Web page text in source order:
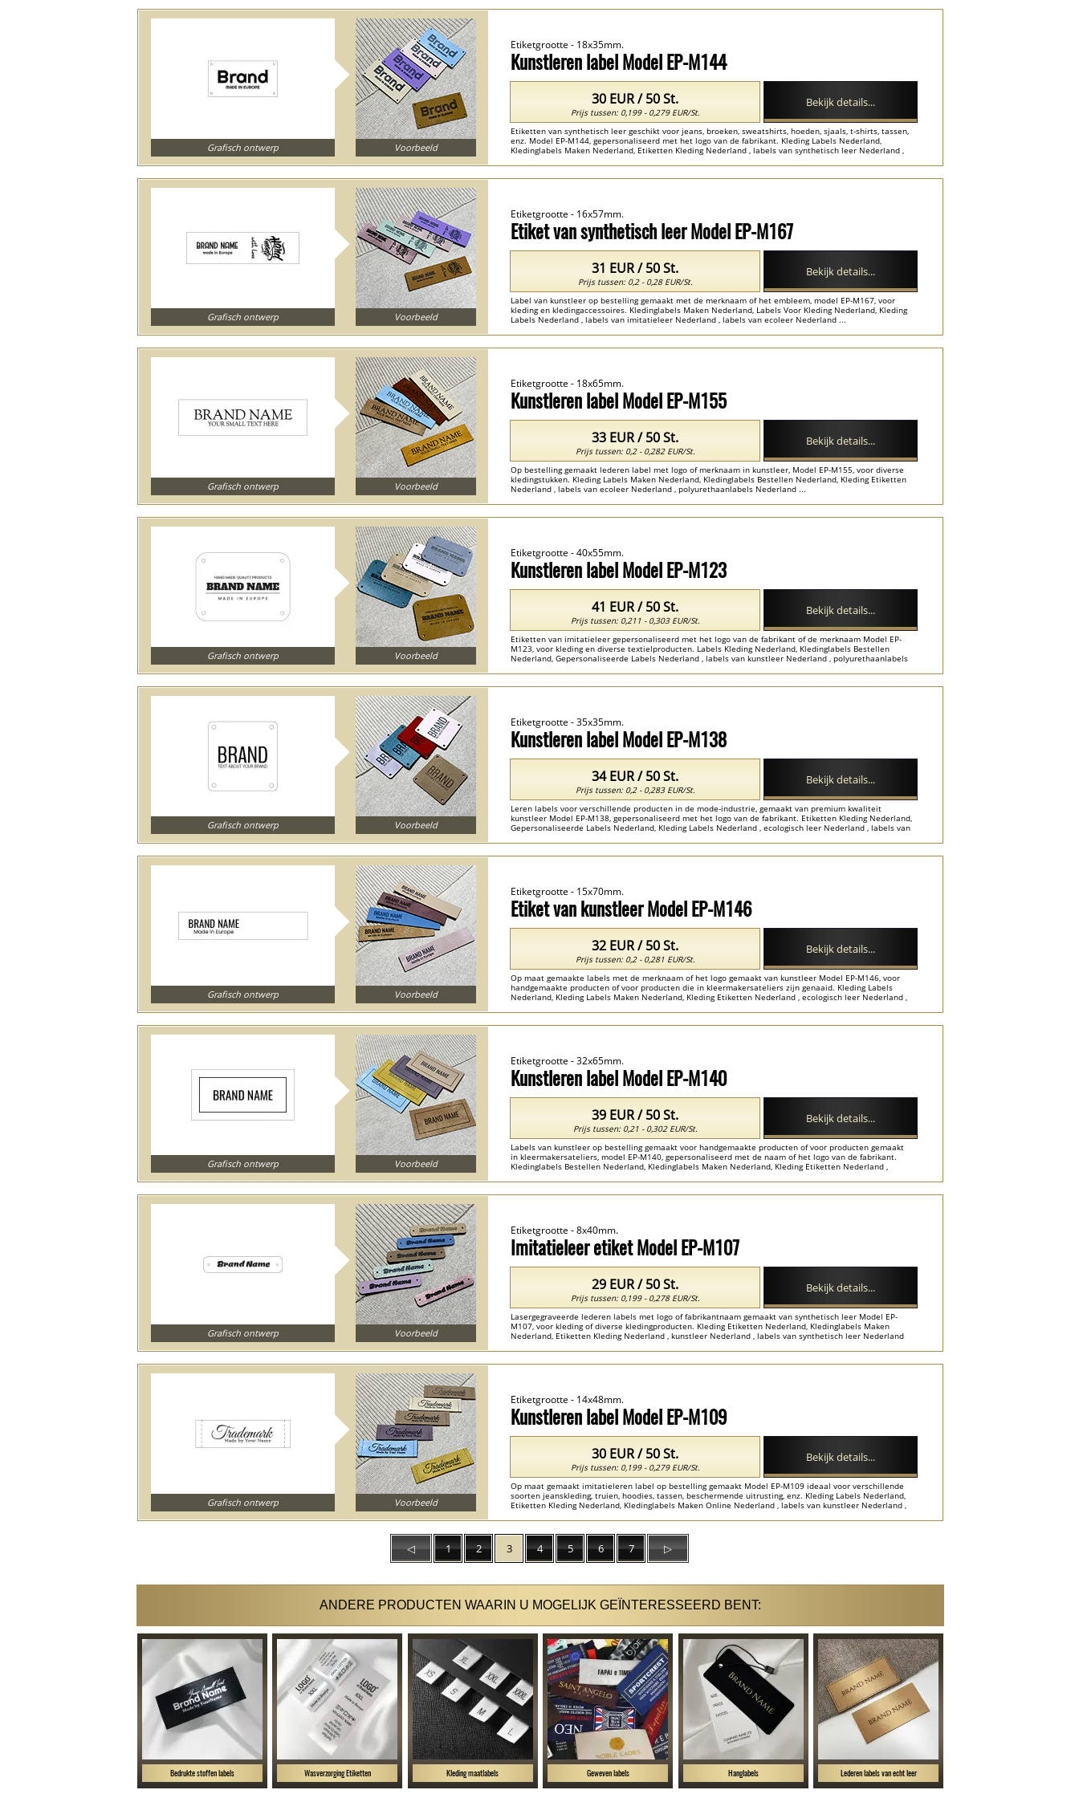
Kunstleren label Model EP-M144
Etiketgrootte - 18x35mm.
Etiketten van synthetisch leer geschikt voor jeans, broeken, sweatshirts, hoeden, sjaals, t-shirts, tassen,
enz. Model EP-M144, gepersonaliseerd met het logo van de fabrikant. Kleding Labels Nederland,
Kledinglabels Maken Nederland, Etiketten Kleding Nederland , labels van synthetisch leer Nederland ,
30 EUR / 50 St.
Prijs tussen: 0,199 - 0,279 EUR/St.
Bekijk details...
Grafisch ontwerp Voorbeeld
Etiket van synthetisch leer Model EP-M167
Etiketgrootte - 16x57mm.
Label van kunstleer op bestelling gemaakt met de merknaam of het embleem, model EP-M167, voor
kleding en kledingaccessoires. Kledinglabels Maken Nederland, Labels Voor Kleding Nederland, Kleding
Labels Nederland , labels van imitatieleer Nederland , labels van ecoleer Nederland ...
31 EUR / 50 St.
Prijs tussen: 0,2 - 0,28 EUR/St.
Bekijk details...
Grafisch ontwerp Voorbeeld
Kunstleren label Model EP-M155
Etiketgrootte - 18x65mm.
Op bestelling gemaakt lederen label met logo of merknaam in kunstleer, Model EP-M155, voor diverse
kledingstukken. Kleding Labels Maken Nederland, Kledinglabels Bestellen Nederland, Kleding Etiketten
Nederland , labels van ecoleer Nederland , polyurethaanlabels Nederland ...
33 EUR / 50 St.
Prijs tussen: 0,2 - 0,282 EUR/St.
Bekijk details...
Grafisch ontwerp Voorbeeld
Kunstleren label Model EP-M123
Etiketgrootte - 40x55mm.
Etiketten van imitatieleer gepersonaliseerd met het logo van de fabrikant of de merknaam Model EP-
M123, voor kleding en diverse textielproducten. Labels Kleding Nederland, Kledinglabels Bestellen
Nederland, Gepersonaliseerde Labels Nederland , labels van kunstleer Nederland , polyurethaanlabels
41 EUR / 50 St.
Prijs tussen: 0,211 - 0,303 EUR/St.
Bekijk details...
Grafisch ontwerp Voorbeeld
Kunstleren label Model EP-M138
Etiketgrootte - 35x35mm.
Leren labels voor verschillende producten in de mode-industrie, gemaakt van premium kwaliteit
kunstleer Model EP-M138, gepersonaliseerd met het logo van de fabrikant. Etiketten Kleding Nederland,
Gepersonaliseerde Labels Nederland, Kleding Labels Nederland , ecologisch leer Nederland , labels van
34 EUR / 50 St.
Prijs tussen: 0,2 - 0,283 EUR/St.
Bekijk details...
Grafisch ontwerp Voorbeeld
Etiket van kunstleer Model EP-M146
Etiketgrootte - 15x70mm.
Op maat gemaakte labels met de merknaam of het logo gemaakt van kunstleer Model EP-M146, voor
handgemaakte producten of voor producten die in kleermakersateliers zijn genaaid. Kleding Labels
Nederland, Kleding Labels Maken Nederland, Kleding Etiketten Nederland , ecologisch leer Nederland ,
32 EUR / 50 St.
Prijs tussen: 0,2 - 0,281 EUR/St.
Bekijk details...
Grafisch ontwerp Voorbeeld
Kunstleren label Model EP-M140
Etiketgrootte - 32x65mm.
Labels van kunstleer op bestelling gemaakt voor handgemaakte producten of voor producten gemaakt
in kleermakersateliers, model EP-M140, gepersonaliseerd met de naam of het logo van de fabrikant.
Kledinglabels Bestellen Nederland, Kledinglabels Maken Nederland, Kleding Etiketten Nederland ,
39 EUR / 50 St.
Prijs tussen: 0,21 - 0,302 EUR/St.
Bekijk details...
Grafisch ontwerp Voorbeeld
Imitatieleer etiket Model EP-M107
Etiketgrootte - 8x40mm.
Lasergegraveerde lederen labels met logo of fabrikantnaam gemaakt van synthetisch leer Model EP-
M107, voor kleding of diverse kledingproducten. Kleding Etiketten Nederland, Kledinglabels Maken
Nederland, Etiketten Kleding Nederland , kunstleer Nederland , labels van synthetisch leer Nederland
29 EUR / 50 St.
Prijs tussen: 0,199 - 0,278 EUR/St.
Bekijk details...
Grafisch ontwerp Voorbeeld
Kunstleren label Model EP-M109
Etiketgrootte - 14x48mm.
Op maat gemaakt imitatieleren label op bestelling gemaakt Model EP-M109 ideaal voor verschillende
soorten jeanskleding, truien, hoodies, tassen, beschermende uitrusting, enz. Kleding Labels Nederland,
Etiketten Kleding Nederland, Kledinglabels Maken Online Nederland , labels van kunstleer Nederland ,
30 EUR / 50 St.
Prijs tussen: 0,199 - 0,279 EUR/St.
Bekijk details...
Grafisch ontwerp Voorbeeld
◁ 1 2 3 4 5 6 7 ▷
ANDERE PRODUCTEN WAARIN U MOGELIJK GEÏNTERESSEERD BENT:
Bedrukte stoffen labels Wasverzorging Etiketten Kleding maatlabels Geweven labels Hanglabels Lederen labels van echt leer